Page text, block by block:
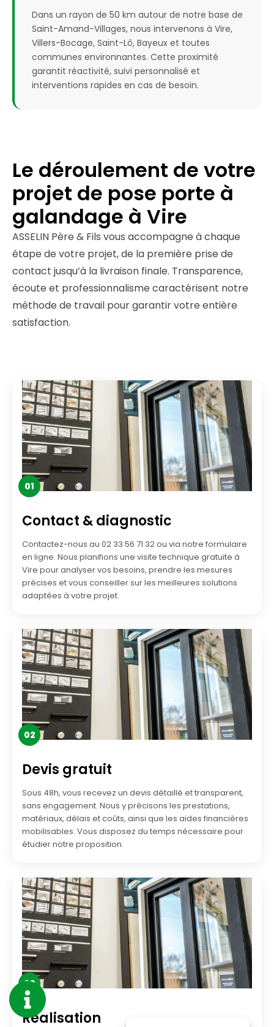
Dans un rayon de 50 km autour de notre base de
Saint-Amand-Villages, nous intervenons à Vire,
Villers-Bocage, Saint-Lô, Bayeux et toutes
communes environnantes. Cette proximité
garantit réactivité, suivi personnalisé et
interventions rapides en cas de besoin.
Le déroulement de votre
projet de pose porte à
galandage à Vire
ASSELIN Père & Fils vous accompagne à chaque
étape de votre projet, de la première prise de
contact jusqu’à la livraison finale. Transparence,
écoute et professionnalisme caractérisent notre
méthode de travail pour garantir votre entière
satisfaction.
01
Contact & diagnostic
Contactez-nous au 02 33 56 71 32 ou via notre formulaire
en ligne. Nous planifions une visite technique gratuite à
Vire pour analyser vos besoins, prendre les mesures
précises et vous conseiller sur les meilleures solutions
adaptées à votre projet.
02
Devis gratuit
Sous 48h, vous recevez un devis détaillé et transparent,
sans engagement. Nous y précisons les prestations,
matériaux, délais et coûts, ainsi que les aides financières
mobilisables. Vous disposez du temps nécessaire pour
étudier notre proposition.
03
Réalisation